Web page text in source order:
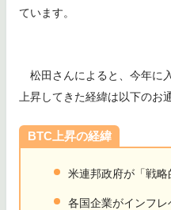
ています。
松田さんによると、今年に
上昇してきた経緯は以下のお
BTC上昇の経緯
米連邦政府が「戦
各国企業がインフ